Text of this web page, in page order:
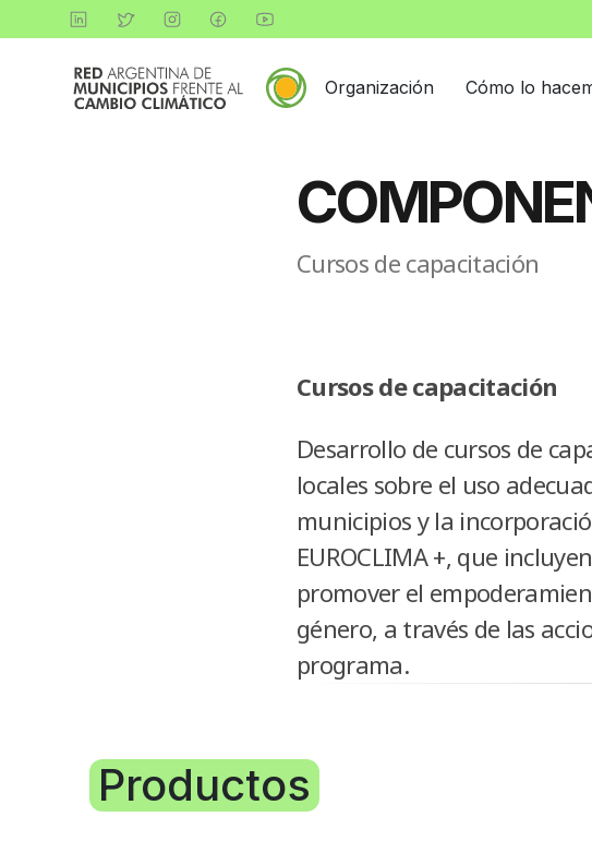
Organización Cómo lo
Cursos de capacitación
Cursos de capacitación
Desarrollo de cursos de
locales sobre el uso
municipios y la
EUROCLIMA +, que
promover el
género, a través de las
programa.
Productos